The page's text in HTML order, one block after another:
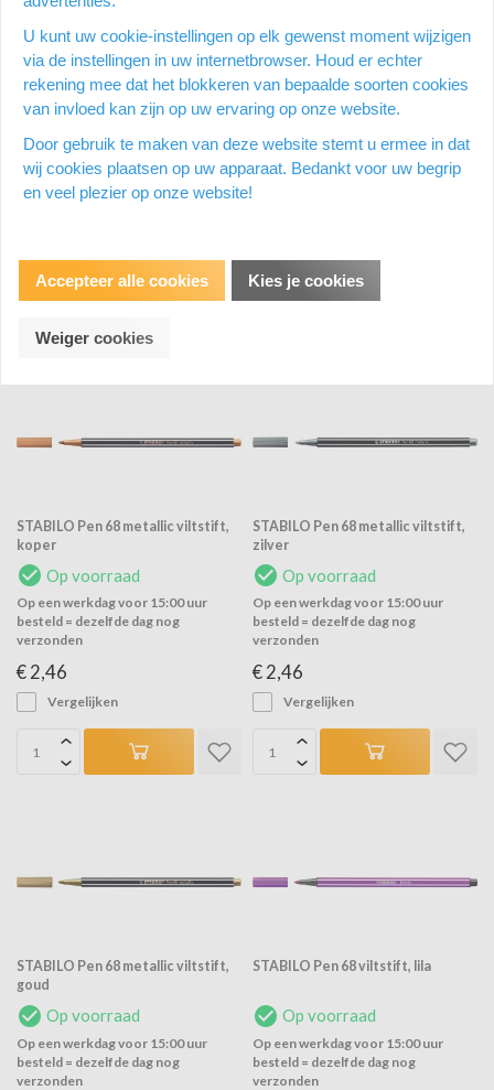
STABILO Pen 68 viltstift,
donkergrijs
Op voorraad
Op een werkdag voor 15:00 uur
besteld = dezelfde dag nog
verzonden
Vergelijken
STABILO Pen 68 viltstift, lichtgrijs
Op voorraad
Op een werkdag voor 15:00 uur
Vergelijken
STABILO Pen 68 metallic viltstift,
koper
Op voorraad
Op een werkdag voor 15:00 uur
besteld = dezelfde dag nog
verzonden
€ 2,46
Vergelijken
STABILO Pen 68 metallic viltstift,
zilver
Op voorraad
Op een werkdag voor 15:00 uur
besteld = dezelfde dag nog
verzonden
€ 2,46
Vergelijken
STABILO Pen 68 metallic viltstift,
goud
Op voorraad
Op een werkdag voor 15:00 uur
besteld = dezelfde dag nog
verzonden
STABILO Pen 68 viltstift, lila
Op voorraad
Op een werkdag voor 15:00 uur
besteld = dezelfde dag nog
verzonden
U kunt uw cookie-instellingen op elk gewenst moment wijzigen
via de instellingen in uw internetbrowser. Houd er echter
rekening mee dat het blokkeren van bepaalde soorten cookies
van invloed kan zijn op uw ervaring op onze website.
Door gebruik te maken van deze website stemt u ermee in dat
wij cookies plaatsen op uw apparaat. Bedankt voor uw begrip
en veel plezier op onze website!
Accepteer alle cookies Kies je cookies
Weiger cookies